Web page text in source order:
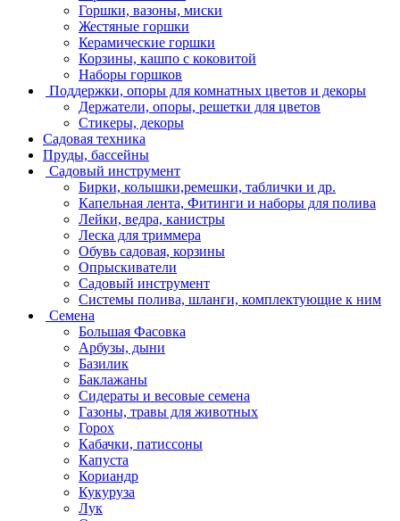
Горшки, вазоны, миски
Жестяные горшки
Керамические горшки
Корзины, кашпо с коковитой
Наборы горшков
Поддержки, опоры для комнатных цветов и декоры
Держатели, опоры, решетки для цветов
Стикеры, декоры
Садовая техника
Пруды, бассейны
Садовый инструмент
Бирки, колышки,ремешки, таблички и др.
Капельная лента, Фитинги и наборы для полива
Лейки, ведра, канистры
Леска для триммера
Обувь садовая, корзины
Опрыскиватели
Садовый инструмент
Системы полива, шланги, комплектующие к ним
Семена
Большая Фасовка
Арбузы, дыни
Базилик
Баклажаны
Сидераты и весовые семена
Газоны, травы для животных
Горох
Кабачки, патиссоны
Капуста
Кориандр
Кукуруза
Лук